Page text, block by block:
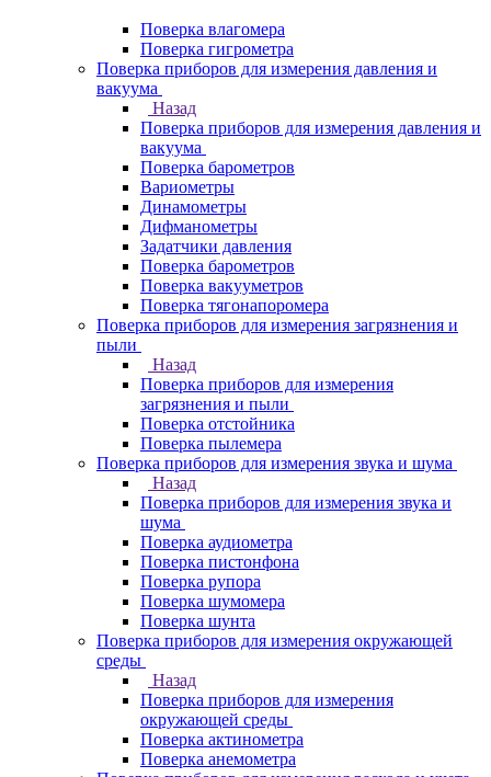
Поверка влагомера
Поверка гигрометра
Поверка приборов для измерения давления и
вакуума
Назад
Поверка приборов для измерения давления и
вакуума
Поверка барометров
Вариометры
Динамометры
Дифманометры
Задатчики давления
Поверка барометров
Поверка вакууметров
Поверка тягонапоромера
Поверка приборов для измерения загрязнения и
пыли
Назад
Поверка приборов для измерения
загрязнения и пыли
Поверка отстойника
Поверка пылемера
Поверка приборов для измерения звука и шума
Назад
Поверка приборов для измерения звука и
шума
Поверка аудиометра
Поверка пистонфона
Поверка рупора
Поверка шумомера
Поверка шунта
Поверка приборов для измерения окружающей
среды
Назад
Поверка приборов для измерения
окружающей среды
Поверка актинометра
Поверка анемометра